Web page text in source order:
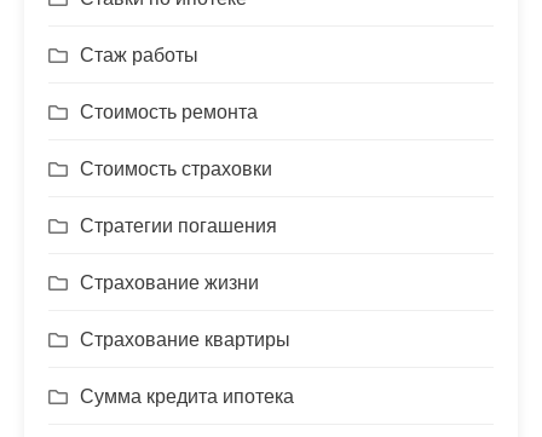
Стаж работы
Стоимость ремонта
Стоимость страховки
Стратегии погашения
Страхование жизни
Страхование квартиры
Сумма кредита ипотека